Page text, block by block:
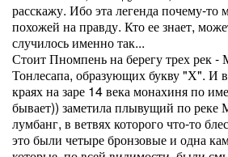
расскажу. Ибо эта легенда почему-то
похожей на правду. Кто ее знает,
случилось именно так...
Стоит Пномпень на берегу трех рек -
Тонлесапа, образующих букву "Х". И
краях на заре 14 века монахиня по
бывает)) заметила плывущий по реке
лумбанг, в ветвях которого что-то
это были четыре бронзовые и одна